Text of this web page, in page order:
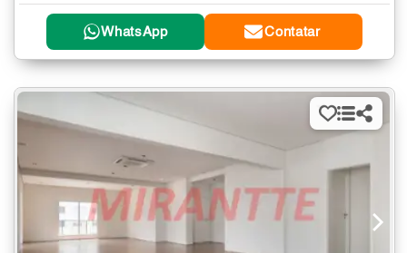
WhatsApp Contatar